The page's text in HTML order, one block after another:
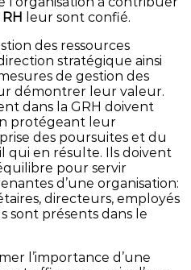
leur sont confié.
des ressources
stratégique ainsi
de gestion des
démontrer leur valeur.
dans la GRH doivent
protégeant leur
des poursuites et du
qui en résulte. Ils doivent
pour servir
d’une organisation:
directeurs, employés
sont présents dans le
l’importance d’une